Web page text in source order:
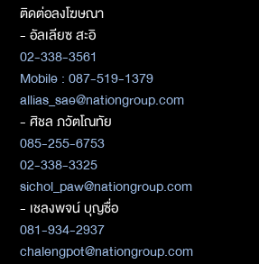
ติดต่อลงโฆษณา
- อัลเลียซ สะอิ
02-338-3561
Mobile : 087-519-1379
allias_sae@nationgroup.com
- ศิชล ภวัตโณทัย
085-255-6753
02-338-3325
sichol_paw@nationgroup.com
- เชลงพจน์ บุญซื่อ
081-934-2937
chalengpot@nationgroup.com